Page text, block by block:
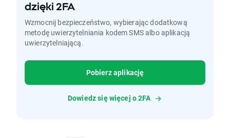
dzięki 2FA
Wzmocnij bezpieczeństwo, wybierając dodatkową
metodę uwierzytelniania kodem SMS albo aplikacją
uwierzytelniającą.
Pobierz aplikację
Dowiedz się więcej o 2FA